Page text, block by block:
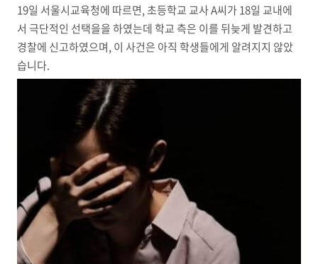
19일 서울시교육청에 따르면, 초등학교 교사 A씨가 18일 교내에
서 극단적인 선택을을 하였는데 학교 측은 이를 뒤늦게 발견하고
경찰에 신고하였으며, 이 사건은 아직 학생들에게 알려지지 않았
습니다.